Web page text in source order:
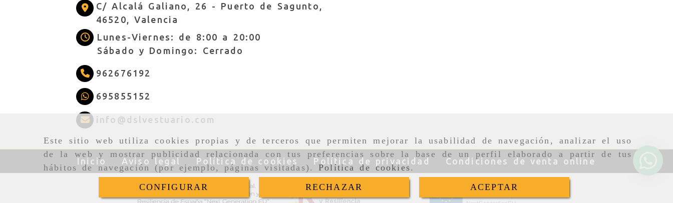
Este sitio web utiliza cookies propias y de terceros que permiten mejorar la usabilidad de navegación, analizar el uso
de la web y mostrar publicidad relacionada con tus preferencias sobre la base de un perfil elaborado a partir de tus
hábitos de navegación (por ejemplo, páginas visitadas).Política de cookies.
CONFIGURAR
RECHAZAR ACEPTAR
C/ Alcalá Galiano, 26 - Puerto de Sagunto,
46520, Valencia
Lunes-Viernes: de 8:00 a 20:00
Sábado y Domingo: Cerrado
962676192
695855152
info dslvestuario.com
Inicio Aviso legal Política de cookies Política de privacidad Condiciones de venta online